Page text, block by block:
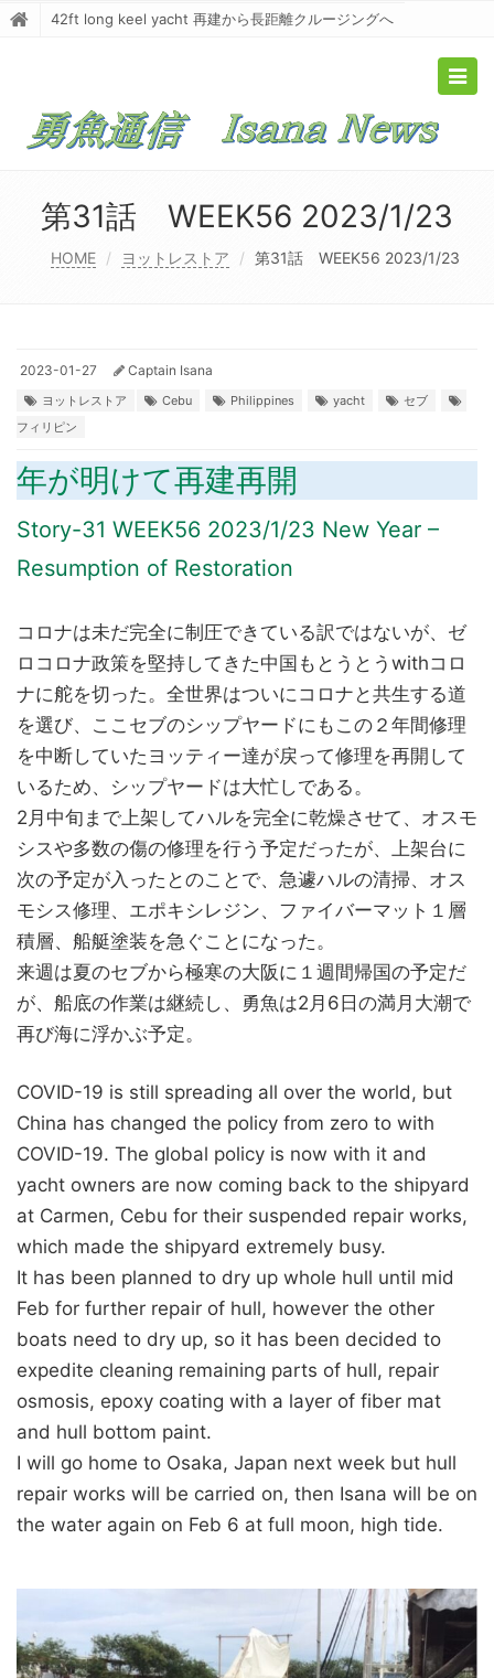
42ft long keel yacht 再建から長距離クルージングへ
第31話 WEEK56 2023/1/23
HOME ヨットレストア 第31話 WEEK56 2023/1/23
2023-01-27 Captain Isana
ヨットレストア Cebu Philippines yacht
セブ
フィリピン
年が明けて再建再開
Story-31 WEEK56 2023/1/23 New Year –
Resumption of Restoration
コロナは未だ完全に制圧できている訳ではないが、ゼ
ロコロナ政策を堅持してきた中国もとうとうwithコロ
ナに舵を切った。全世界はついにコロナと共生する道
を選び、ここセブのシップヤードにもこの２年間修理
を中断していたヨッティー達が戻って修理を再開して
いるため、シップヤードは大忙しである。
2月中旬まで上架してハルを完全に乾燥させて、オスモ
シスや多数の傷の修理を行う予定だったが、上架台に
次の予定が入ったとのことで、急遽ハルの清掃、オス
モシス修理、エポキシレジン、ファイバーマット１層
積層、船艇塗装を急ぐことになった。
来週は夏のセブから極寒の大阪に１週間帰国の予定だ
が、船底の作業は継続し、勇魚は2月6日の満月大潮で
再び海に浮かぶ予定。
COVID-19 is still spreading all over the world, but
China has changed the policy from zero to with
COVID-19. The global policy is now with it and
yacht owners are now coming back to the shipyard
at Carmen, Cebu for their suspended repair works,
which made the shipyard extremely busy.
It has been planned to dry up whole hull until mid
Feb for further repair of hull, however the other
boats need to dry up, so it has been decided to
expedite cleaning remaining parts of hull, repair
osmosis, epoxy coating with a layer of fiber mat
and hull bottom paint.
I will go home to Osaka, Japan next week but hull
repair works will be carried on, then Isana will be on
the water again on Feb 6 at full moon, high tide.